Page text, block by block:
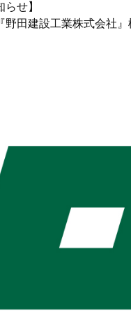
せ】
田建設工業株式会社